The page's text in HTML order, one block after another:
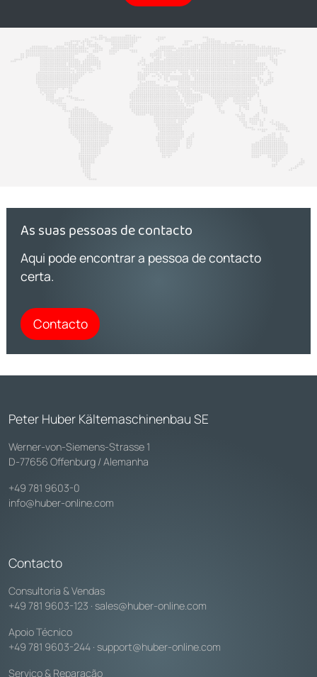
As suas pessoas de contacto
Aqui pode encontrar a pessoa de contacto
certa.
Contacto
Peter Huber Kältemaschinenbau SE
Werner-von-Siemens-Strasse 1
D-77656 Offenburg / Alemanha
+49 781 9603-0
info@huber-online.com
Contacto
Consultoria & Vendas
+49 781 9603-123 · sales@huber-online.com
Apoio Técnico
+49 781 9603-244 · support@huber-online.com
Serviço & Reparação